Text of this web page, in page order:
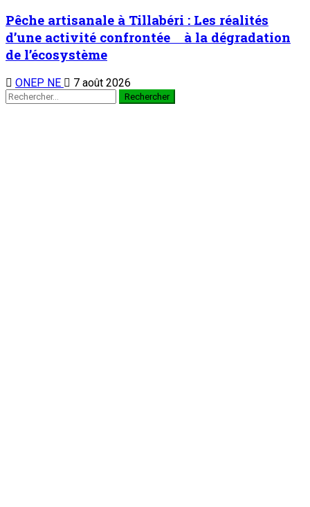
Pêche artisanale à Tillabéri : Les réalités
d’une activité confrontée à la dégradation
de l’écosystème
ONEP NE
7 août 2026
Rechercher :